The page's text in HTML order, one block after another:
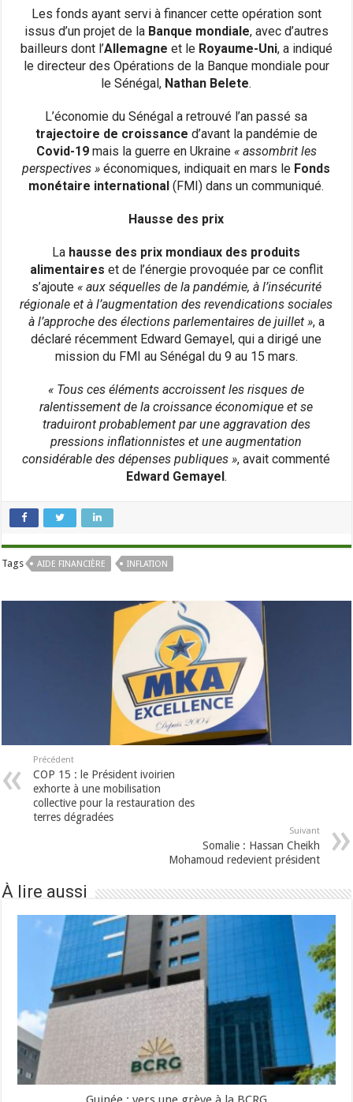
Les fonds ayant servi à financer cette opération sont
issus d’un projet de la Banque mondiale, avec d’autres
bailleurs dont l’Allemagne et le Royaume-Uni, a indiqué
le directeur des Opérations de la Banque mondiale pour
le Sénégal, Nathan Belete.
L’économie du Sénégal a retrouvé l’an passé sa
trajectoire de croissance d’avant la pandémie de
Covid-19mais la guerre en Ukraine « assombrit les
perspectives » économiques, indiquait en mars le Fonds
monétaire international (FMI) dans un communiqué.
Hausse des prix
La hausse des prix mondiaux des produits
alimentaires et de l’énergie provoquée par ce conflit
s’ajoute « aux séquelles de la pandémie, à l’insécurité
régionale et à l’augmentation des revendications sociales
à l’approche des élections parlementaires de juillet », a
déclaré récemment Edward Gemayel, qui a dirigé une
mission du FMI au Sénégal du 9 au 15 mars.
« Tous ces éléments accroissent les risques de
ralentissement de la croissance économique et se
traduiront probablement par une aggravation des
pressions inflationnistes et une augmentation
considérable des dépenses publiques », avait commenté
Edward Gemayel.
Tags AIDE FINANCIÈRE INFLATION
Précédent
COP 15 : le Président ivoirien
exhorte à une mobilisation
collective pour la restauration des
terres dégradées
Suivant
Somalie : Hassan Cheikh
Mohamoud redevient président
À lire aussi